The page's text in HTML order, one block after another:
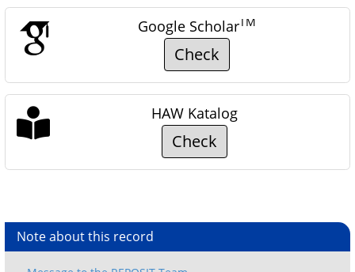
Google ScholarTM
Check
HAW Katalog
Check
Note about this record